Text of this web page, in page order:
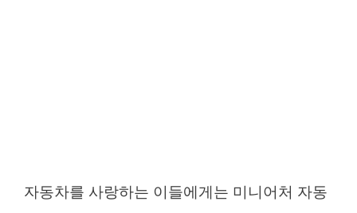
자동차를 사랑하는 이들에게는 미니어처 자동